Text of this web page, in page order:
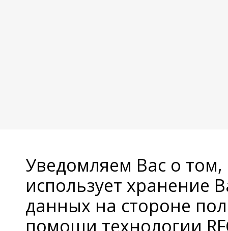
Уведомляем Вас о
использует хранение
данных на стороне
помощи технологии